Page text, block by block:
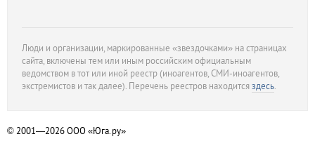
Люди и организации, маркированные «звездочками» на страницах
сайта, включены тем или иным российским официальным
ведомством в тот или иной реестр (иноагентов, СМИ-иноагентов,
экстремистов и так далее). Перечень реестров находитсяздесь.
© 2001—2026ООО «Юга.ру»